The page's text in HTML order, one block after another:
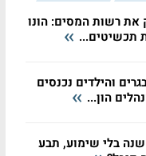
רשות המסים: הונו
תכשיטים...
והילדים נכנסים
הון...
פוטר אחרי 29 שנה בלי שימוע, תבע